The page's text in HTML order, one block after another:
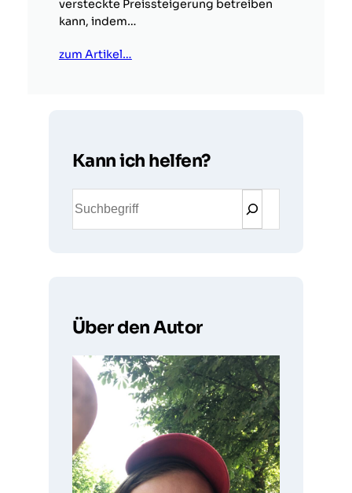
versteckte Preissteigerung betreiben
kann, indem…
zum Artikel…
Kann ich helfen?
u
c
Über den Autor